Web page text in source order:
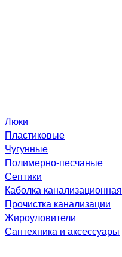
Люки
Пластиковые
Чугунные
Полимерно-песчаные
Септики
Каболка канализационная
Прочистка канализации
Жироуловители
Сантехника и аксессуары